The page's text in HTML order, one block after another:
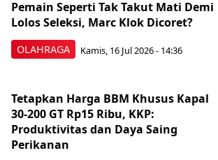
OLAHRAGA
Pemain Seperti Tak Takut Mati Demi
Lolos Seleksi, Marc Klok Dicoret?
Kamis, 16 Jul 2026 - 14:36
Tetapkan Harga BBM Khusus Kapal
30-200 GT Rp15 Ribu, KKP:
Produktivitas dan Daya Saing
Perikanan